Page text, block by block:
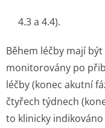
4.3 a 4.4).
Během léčby mají
monitorovány po
léčby (konec akutní
čtyřech týdnech
to klinicky indikováno